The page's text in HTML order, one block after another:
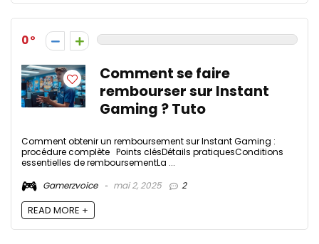
0
Comment se faire
rembourser sur Instant
Gaming ? Tuto
Comment obtenir un remboursement sur Instant Gaming :
procédure complète Points clésDétails pratiquesConditions
essentielles de remboursementLa ...
Gamerzvoice
mai 2, 2025 2
READ MORE +